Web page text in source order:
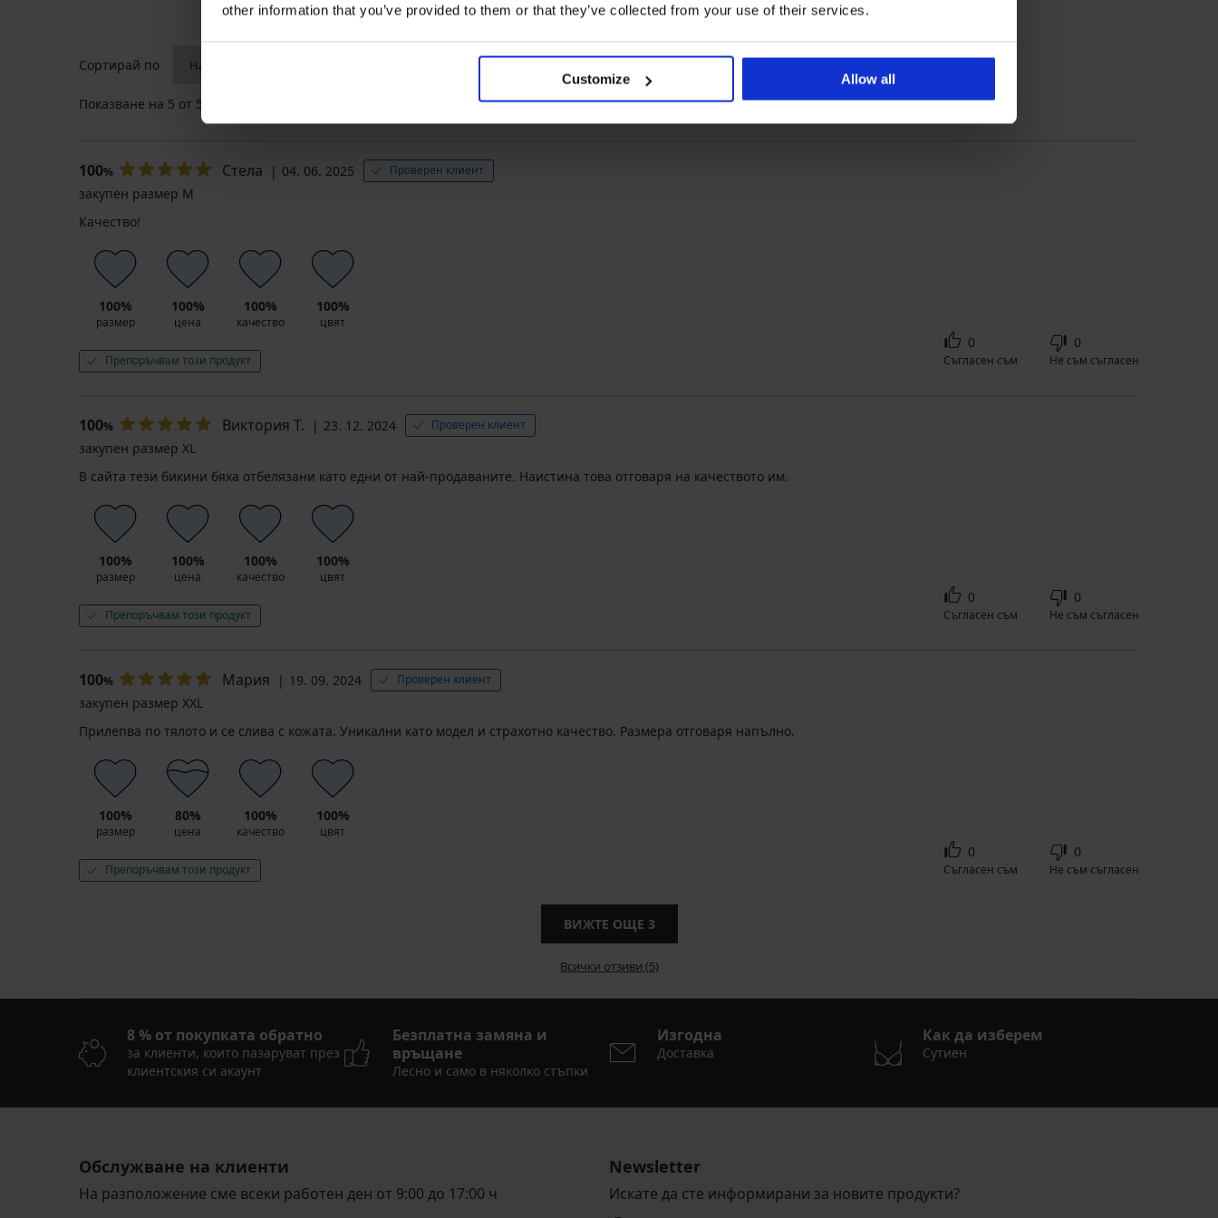
other information that you’ve provided to them or that they’ve collected from your use of their services.
Customize Allow all
1
0x
Сортирай по
Показване на 5 от 5 отзива
100% Стела 04. 06. 2025 Проверен клиент
закупен размер M
Качество!
100%
размер
100%
цена
100%
качество
100%
цвят
Препоръчвам този продукт
0
Съгласен съм
0
Не съм съгласен
100% Виктория Т. 23. 12. 2024 Проверен клиент
закупен размер XL
В сайта тези бикини бяха отбелязани като едни от най-продаваните. Наистина това отговаря на качеството им.
100%
размер
100%
цена
100%
качество
100%
цвят
Препоръчвам този продукт
0
Съгласен съм
0
Не съм съгласен
100% Мария 19. 09. 2024 Проверен клиент
закупен размер XXL
Прилепва по тялото и се слива с кожата. Уникални като модел и страхотно качество. Размера отговаря напълно.
100%
размер
80%
цена
100%
качество
100%
цвят
Препоръчвам този продукт
0
Съгласен съм
0
Не съм съгласен
ВИЖТЕ ОЩЕ 3
Всички отзиви (5)
8 % от покупката обратно
за клиенти, които пазаруват през
клиентския си акаунт
Безплатна замяна и
връщане
Лесно и само в няколко стъпки
Изгодна
Доставка
Как да изберем
Сутиен
Обслужване на клиенти
На разположение сме всеки работен ден от 9:00 до 17:00 ч
Newsletter
Искате да сте информирани за новите продукти?